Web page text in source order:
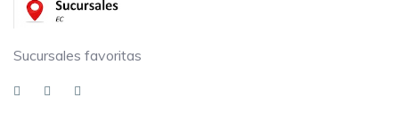
Sucursales favoritas